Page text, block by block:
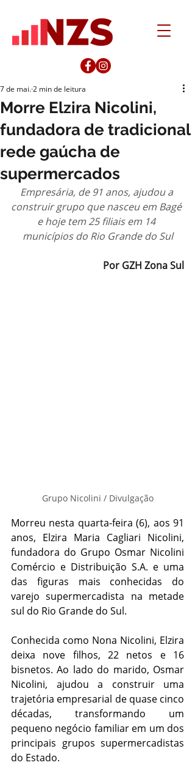
Morre Elzira Nicolini,
fundadora de tradicional
rede gaúcha de
supermercados
7 de mai.2 min de leitura
Empresária, de 91 anos, ajudou a
construir grupo que nasceu em Bagé
e hoje tem 25 filiais em 14
municípios do Rio Grande do Sul
Por GZH Zona Sul
Grupo Nicolini / Divulgação
Morreu nesta quarta-feira (6), aos 91
anos, Elzira Maria Cagliari Nicolini,
fundadora do Grupo Osmar Nicolini
Comércio e Distribuição S.A. e uma
das figuras mais conhecidas do
varejo supermercadista na metade
sul do Rio Grande do Sul.
Conhecida como Nona Nicolini, Elzira
deixa nove filhos, 22 netos e 16
bisnetos. Ao lado do marido, Osmar
Nicolini, ajudou a construir uma
trajetória empresarial de quase cinco
décadas, transformando um
pequeno negócio familiar em um dos
principais grupos supermercadistas
do Estado.